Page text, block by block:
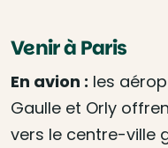
Venir à Paris
En avion : les
Gaulle et Orly
vers le centre-ville